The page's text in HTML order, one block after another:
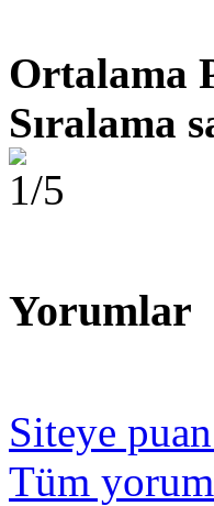
Ortalama
Sıralama
Yorumlar
Siteye
Tüm